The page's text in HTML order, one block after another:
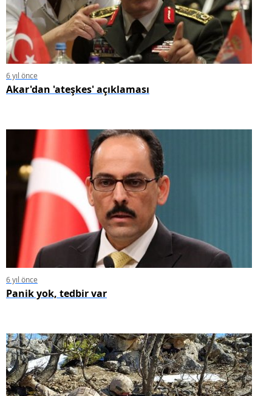
6 yıl önce
Akar'dan 'ateşkes' açıklaması
6 yıl önce
Panik yok, tedbir var